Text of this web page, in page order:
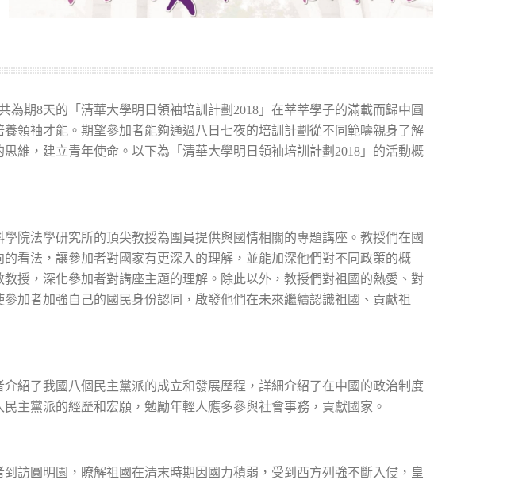
期8天的「清華大學明日領袖培訓計劃2018」在莘莘學子的滿載而歸中圓
領袖才能。期望參加者能夠通過八日七夜的培訓計劃從不同範疇親身了解
維，建立青年使命。以下為「清華大學明日領袖培訓計劃2018」的活動概
院法學研究所的頂尖教授為團員提供與國情相關的專題講座。教授們在國
看法，讓參加者對國家有更深入的理解，並能加深他們對不同政策的概
授，深化參加者對講座主題的理解。除此以外，教授們對祖國的熱愛、對
加者加強自己的國民身份認同，啟發他們在未來繼續認識祖國、貢獻祖
紹了我國八個民主黨派的成立和發展歷程，詳細介紹了在中國的政治制度
主黨派的經歷和宏願，勉勵年輕人應多參與社會事務，貢獻國家。
訪圓明園，瞭解祖國在清末時期因國力積弱，受到西方列強不斷入侵，皇